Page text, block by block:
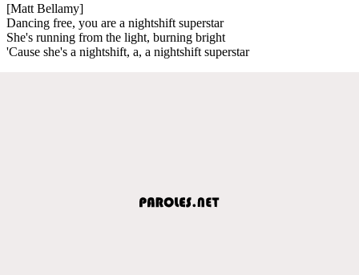
[Matt Bellamy]
Dancing free, you are a nightshift superstar
She's running from the light, burning bright
'Cause she's a nightshift, a, a nightshift superstar